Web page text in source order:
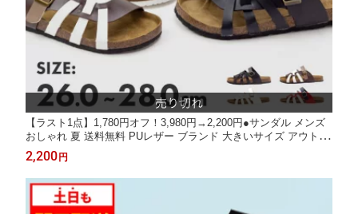
【ラスト1点】1,780円オフ！3,980円→2,200円●サンダル メンズ
おしゃれ 夏 送料無料 PUレザー ブランド 大きいサイズ アウトド
ア オフィス履き オフィス 室内履き ビーチサンダル レジャー 軽
量 キッズ レディース 黒 ブラック ブラウン ホワイト ツートン ス
リッパ
2,200 円